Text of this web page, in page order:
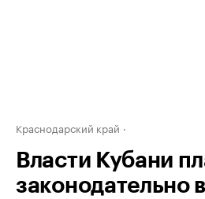
Краснодарский край
Власти Кубани
законодательно